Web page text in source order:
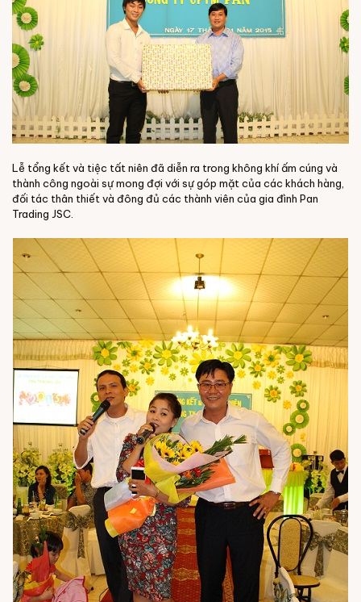
Lễ tổng kết và tiệc tất niên đã diễn ra trong không khí ấm cúng và
thành công ngoài sự mong đợi với sự góp mặt của các khách hàng,
đối tác thân thiết và đông đủ các thành viên của gia đình Pan
Trading JSC.